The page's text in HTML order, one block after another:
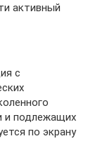
активный
с
и подлежащих
по экрану